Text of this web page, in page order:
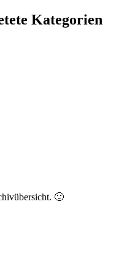
Kategorien
🙂